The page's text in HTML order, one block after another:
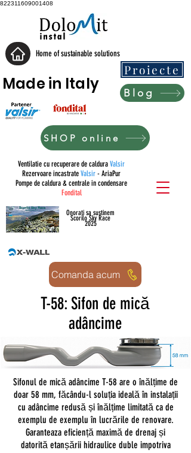
822311609001408
Ventilatie cu recuperare de caldura Valsir
Rezervoare incastrate Valsir - AriaPur
Pompe de caldura & centrale in condensare
Fondital
Made in Italy
Proiecte
Home of sustainable solutions
Blog
Onorati sa sustinem
Scorilo Sky Race
2025
SHOP online
Comanda acum
T-58: Sifon de mică
adâncime
Sifonul de mică adâncime T-58 are o înălțime de
doar 58 mm, făcându-l soluția ideală în instalații
cu adâncime redusă și înălțime limitată ca de
exemplu de exemplu în lucrările de renovare.
Garanteaza eficiență maximă de drenaj și
datorită etanșării hidraulice duble impotriva